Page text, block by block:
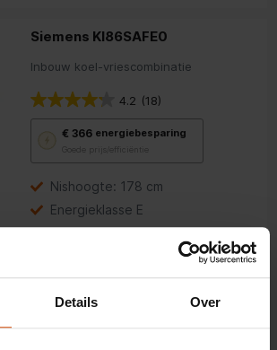
Details Over
Siemens KI86SAFE0
Inbouw koel-vriescombinatie
4.2 (18)
€ 366 energiebesparing
Goede prijs/efficiëntie
Youreko’s
voor
energiebesparing.
Nishoogte: 178 cm
Energieklasse E
1.159,-